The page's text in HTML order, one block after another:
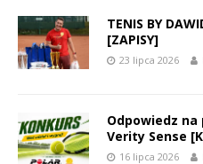
TENIS BY
[ZAPISY]
23 lipca 2026
Odpowiedz
Verity Sense
16 lipca 2026